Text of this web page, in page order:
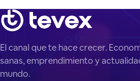
El canal que te hace crecer.
sanas, emprendimiento y
mundo.